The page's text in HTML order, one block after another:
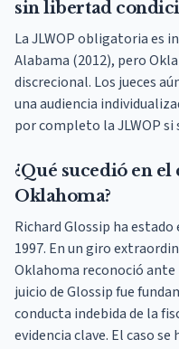
sin libertad
La JLWOP obligatoria es
Alabama (2012), pero
discrecional. Los jueces
una audiencia
por completo la JLWOP si
¿Qué sucedió en el
Oklahoma?
Richard Glossip ha
1997. En un giro
Oklahoma reconoció ante
juicio de Glossip fue
conducta indebida de la
evidencia clave. El caso